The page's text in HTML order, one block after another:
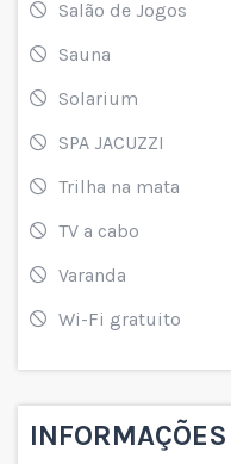
Salão de Jogos
Sauna
Solarium
SPA JACUZZI
Trilha na mata
TV a cabo
Varanda
Wi-Fi gratuito